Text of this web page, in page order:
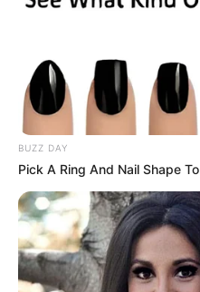
BUZZ DAY
Pick A Ring And Nail Shape